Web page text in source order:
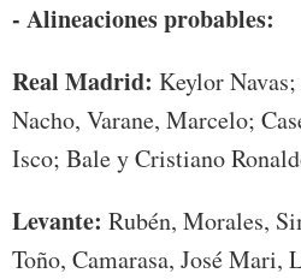
- Alineaciones probables:
Real Madrid: Keylor
Nacho, Varane, Marcelo;
Isco; Bale y Cristiano
Levante: Rubén, Morales,
Toño, Camarasa, José Mari,